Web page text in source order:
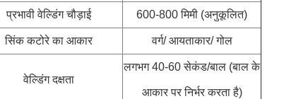
प्रभावी वेल्डिंग चौड़ाई 600-800 मिमी (अनुकूलित)
सिंक कटोरे का आकार वर्ग/ आयताकार/ गोल
वेल्डिंग दक्षता
लगभग 40-60 सेकंड/बाल (बाल के
आकार पर निर्भर करता है)